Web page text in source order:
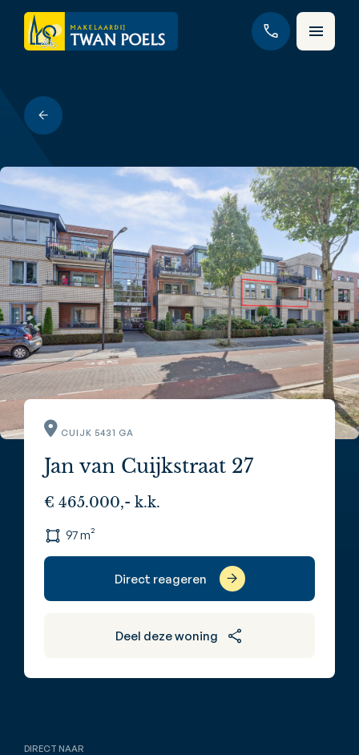
CUIJK 5431 GA
Jan van Cuijkstraat 27
€ 465.000,- k.k.
97 m²
Direct reageren
Deel deze woning
DIRECT NAAR